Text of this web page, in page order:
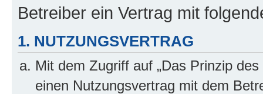
Betreiber ein Vertrag mit
1. NUTZUNGSVERTRAG
Mit dem Zugriff auf „Das Prinzip
einen Nutzungsvertrag mit dem